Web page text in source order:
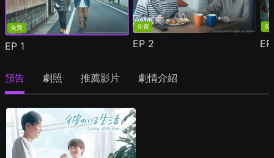
免費
EP 1
免費
EP 2
免
預告 劇照 推薦影片 劇情介紹